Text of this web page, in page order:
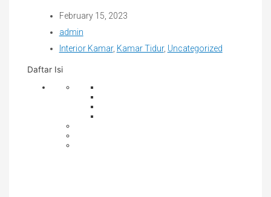
February 15, 2023
admin
Interior Kamar, Kamar Tidur, Uncategorized
Daftar Isi